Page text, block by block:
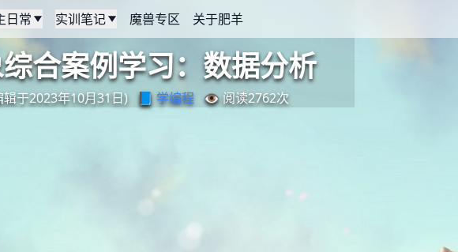
日常 实训笔记 魔兽专区 关于肥羊
合案例学习：数据分析
于2023年10月31日) 📘 学编程 👁️ 阅读2762次